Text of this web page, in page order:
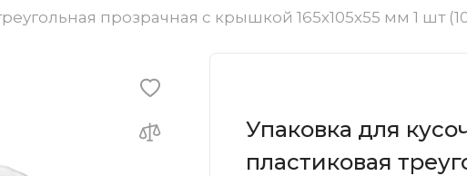
прозрачная с крышкой 165х105х55 мм 1 шт
Упаковка для
пластиковая